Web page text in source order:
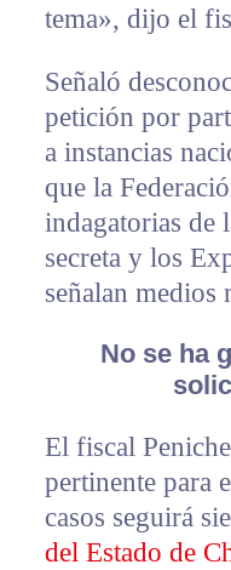
tema», dijo el
Señaló
petición por
a instancias
que la
indagatorias de
secreta y los
señalan medios
No se ha
El fiscal
pertinente para
casos seguirá
del Estado de